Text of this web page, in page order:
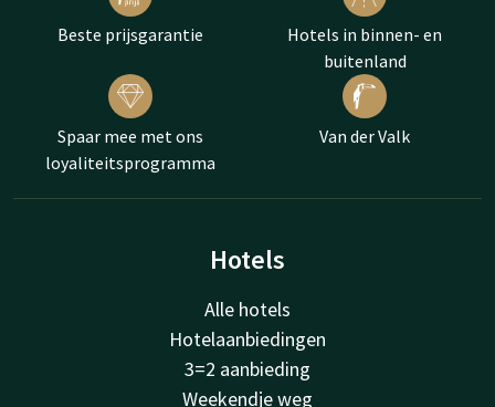
Beste prijsgarantie
Hotels in binnen- en
buitenland
Spaar mee met ons
loyaliteitsprogramma
Van der Valk
Hotels
Alle hotels
Hotelaanbiedingen
3=2 aanbieding
Weekendje weg